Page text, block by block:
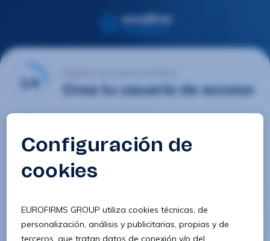
1/4 Crea tu usuario de acceso
Contraseña
Confirmar contraseña